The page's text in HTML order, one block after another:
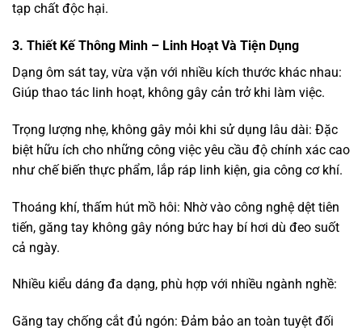
tạp chất độc hại.
3. Thiết Kế Thông Minh – Linh Hoạt Và Tiện Dụng
Dạng ôm sát tay, vừa vặn với nhiều kích thước khác nhau:
Giúp thao tác linh hoạt, không gây cản trở khi làm việc.
Trọng lượng nhẹ, không gây mỏi khi sử dụng lâu dài: Đặc
biệt hữu ích cho những công việc yêu cầu độ chính xác cao
như chế biến thực phẩm, lắp ráp linh kiện, gia công cơ khí.
Thoáng khí, thấm hút mồ hôi: Nhờ vào công nghệ dệt tiên
tiến, găng tay không gây nóng bức hay bí hơi dù đeo suốt
cả ngày.
Nhiều kiểu dáng đa dạng, phù hợp với nhiều ngành nghề:
Găng tay chống cắt đủ ngón: Đảm bảo an toàn tuyệt đối